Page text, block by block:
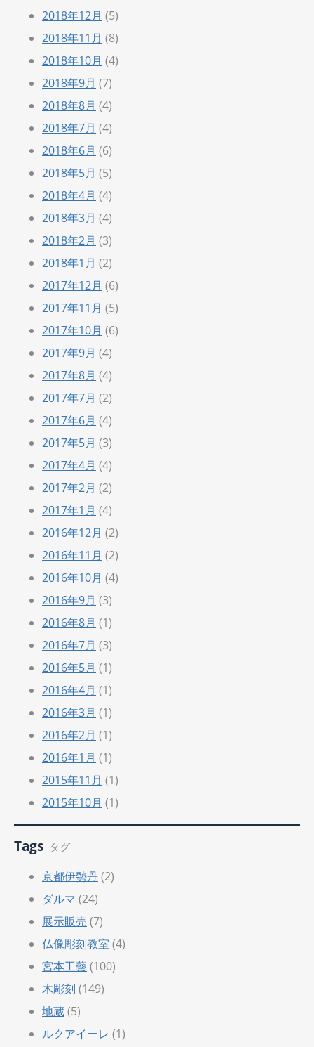
2018年12月 (5)
2018年11月 (8)
2018年10月 (4)
2018年9月 (7)
2018年8月 (4)
2018年7月 (4)
2018年6月 (6)
2018年5月 (5)
2018年4月 (4)
2018年3月 (4)
2018年2月 (3)
2018年1月 (2)
2017年12月 (6)
2017年11月 (5)
2017年10月 (6)
2017年9月 (4)
2017年8月 (4)
2017年7月 (2)
2017年6月 (4)
2017年5月 (3)
2017年4月 (4)
2017年2月 (2)
2017年1月 (4)
2016年12月 (2)
2016年11月 (2)
2016年10月 (4)
2016年9月 (3)
2016年8月 (1)
2016年7月 (3)
2016年5月 (1)
2016年4月 (1)
2016年3月 (1)
2016年2月 (1)
2016年1月 (1)
2015年11月 (1)
2015年10月 (1)
Tags タグ
京都伊勢丹(2)
ダルマ (24)
展示販売 (7)
仏像彫刻教室 (4)
宮本工藝(100)
木彫刻 (149)
地蔵(5)
ルクアイーレ (1)